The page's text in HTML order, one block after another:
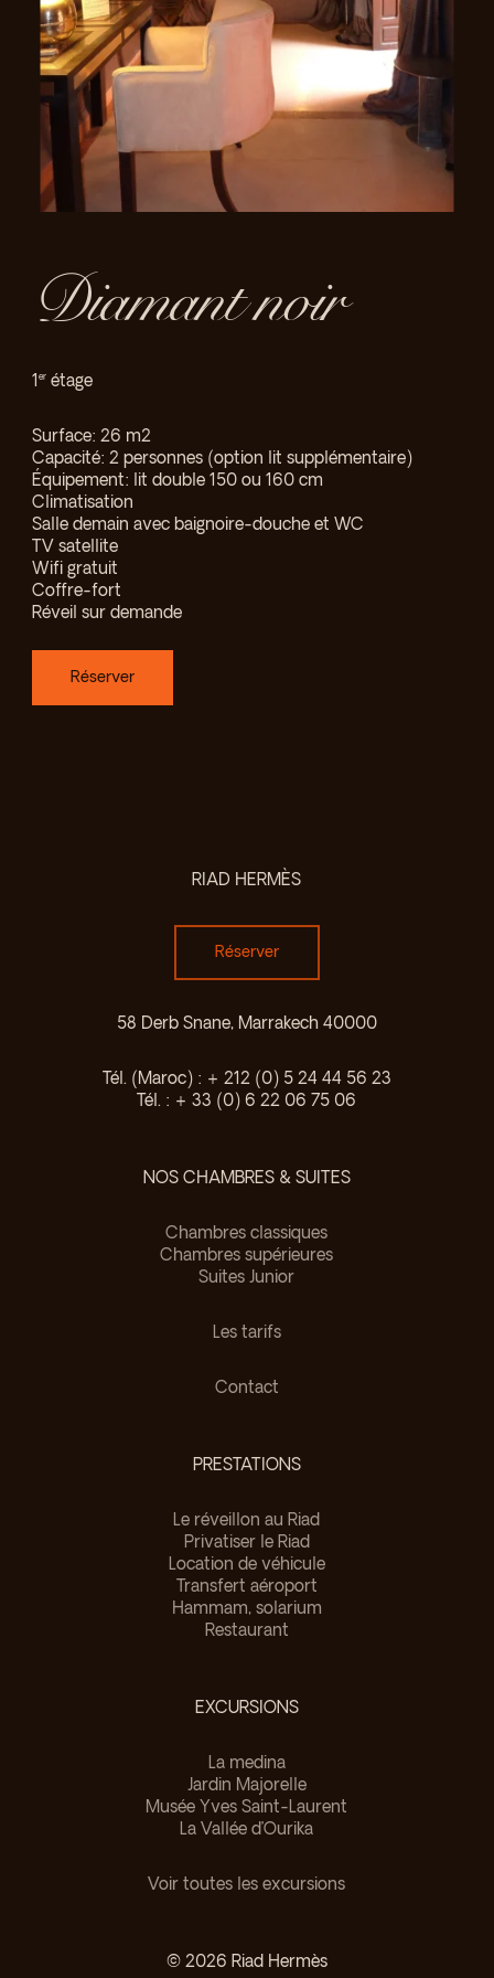
Diamant noir
1erétage
Surface: 26 m2
Capacité: 2 personnes (option lit supplémentaire)
Équipement: lit double 150 ou 160 cm
Climatisation
Salle demain avec baignoire-douche et WC
TV satellite
Wifi gratuit
Coffre-fort
Réveil sur demande
Réserver
RIAD HERMÈS
Réserver
58 Derb Snane, Marrakech 40000
Tél. (Maroc) : + 212 (0) 5 24 44 56 23
Tél. : + 33 (0) 6 22 06 75 06
NOS CHAMBRES & SUITES
Chambres classiques
Chambres supérieures
Suites Junior
Les tarifs
Contact
PRESTATIONS
Le réveillon au Riad
Privatiser le Riad
Location de véhicule
Transfert aéroport
Hammam, solarium
Restaurant
EXCURSIONS
La medina
Jardin Majorelle
Musée Yves Saint-Laurent
La Vallée d’Ourika
Voir toutes les excursions
© 2026 Riad Hermès